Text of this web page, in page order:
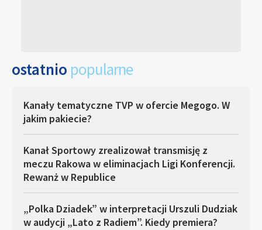
ostatnio popularne
Kanały tematyczne TVP w ofercie Megogo. W
jakim pakiecie?
Kanał Sportowy zrealizował transmisję z
meczu Rakowa w eliminacjach Ligi Konferencji.
Rewanż w Republice
„Polka Dziadek” w interpretacji Urszuli Dudziak
w audycji „Lato z Radiem”. Kiedy premiera?